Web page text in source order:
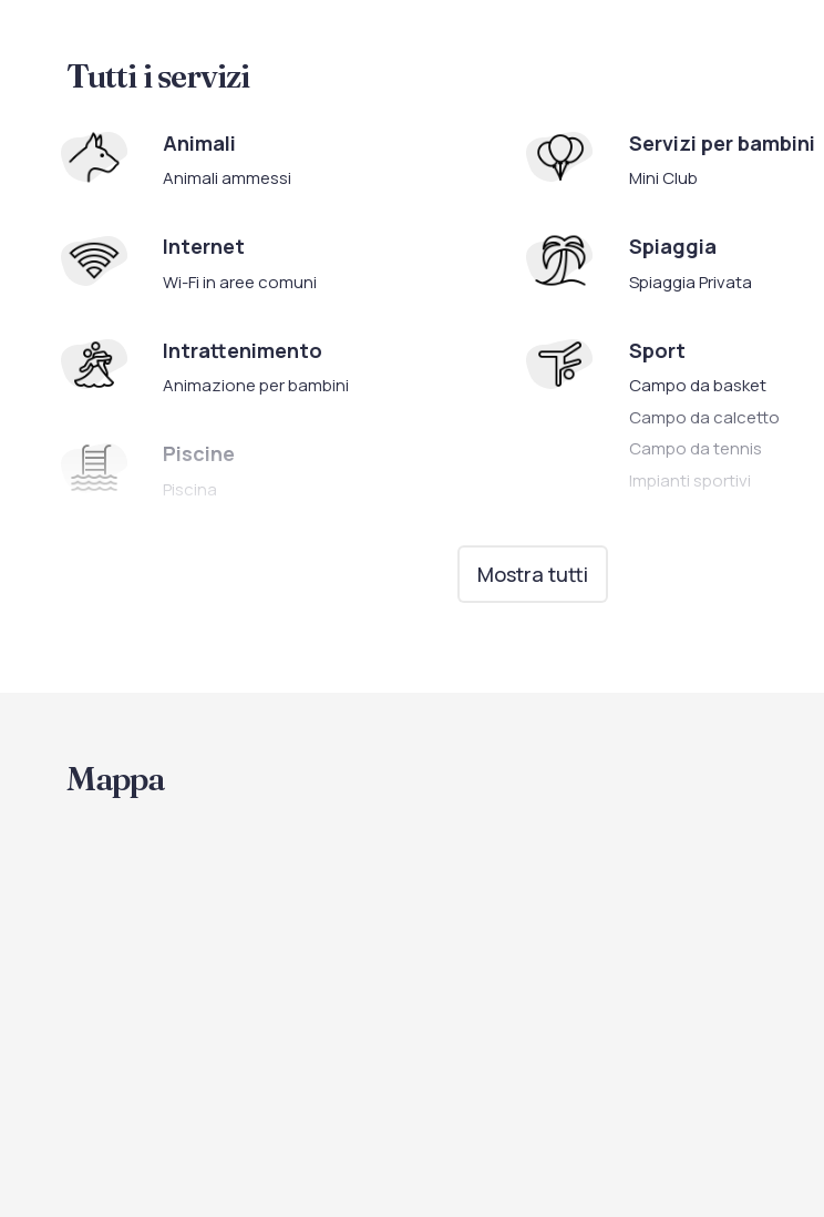
Tutti i servizi
Animali
Animali ammessi
Internet
Wi-Fi in aree comuni
Intrattenimento
Animazione per bambini
Piscine
Piscina
Servizi per bambini
Mini Club
Spiaggia
Spiaggia Privata
Sport
Campo da basket
Campo da calcetto
Campo da tennis
Impianti sportivi
Mostra tutti
Mappa